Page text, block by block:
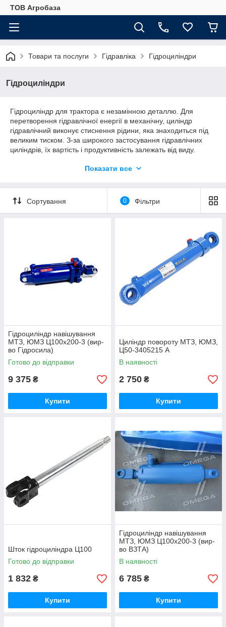
ТОВ Агробаза
Товари та послуги Гідравліка Гідроциліндри
Гідроциліндри
Гідроциліндр для трактора є незамінною деталлю. Для
перетворення гідравлічної енергії в механічну, циліндр
гідравлічний виконує стиснення рідини, яка знаходиться під
великим тиском. З-за широкого застосування гідравлічних
циліндрів, їх вартість і продуктивність залежать від виду.
придбати у кращому інтернет-магазині України –
Показати все
Сортування 0 Фільтри
Гідроциліндр навішування
МТЗ, ЮМЗ Ц100х200-3 (вир-
во Гідросила)
Готово до відправки
9 375 ₴
Купити
Циліндр повороту МТЗ, ЮМЗ,
Ц50-3405215 А
В наявності
2 750 ₴
Купити
Шток гідроциліндра Ц100
Готово до відправки
1 832 ₴
Купити
Гідроциліндр навішування
МТЗ, ЮМЗ Ц100х200-3 (вир-
во ВЗТА)
В наявності
6 785 ₴
Купити